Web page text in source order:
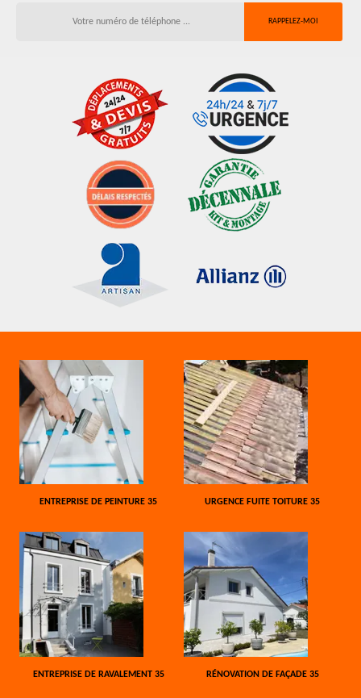
ENTREPRISE DE PEINTURE 35 URGENCE FUITE TOITURE 35
ENTREPRISE DE RAVALEMENT 35 RÉNOVATION DE FAÇADE 35